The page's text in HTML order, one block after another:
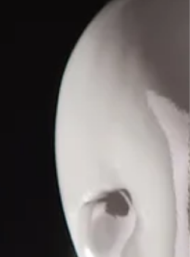
Entziehen wir Verletzungen, negativen
Gedanken und Gefühlen unsere
Aufmerksamkeit. Nehmen wir ihnen die
Energie und den Einfluß auf uns...